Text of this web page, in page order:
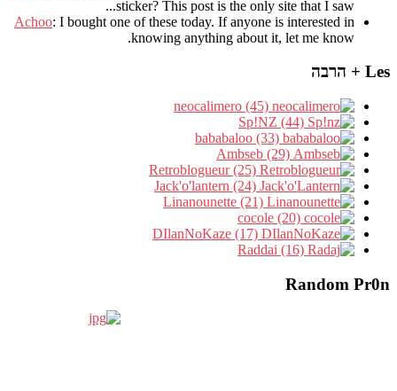
sticker? This post is the only site that I saw...
Achoo: I bought one of these today. If anyone is interested in
knowing anything about it, let me know.
Les + הרבה
Random Pr0n